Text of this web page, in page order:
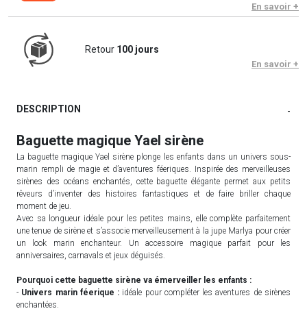
En savoir +
Retour 100 jours
En savoir +
DESCRIPTION -
Baguette magique Yael sirène
La baguette magique Yael sirène plonge les enfants dans un univers sous-
marin rempli de magie et d’aventures féeriques. Inspirée des merveilleuses
sirènes des océans enchantés, cette baguette élégante permet aux petits
rêveurs d’inventer des histoires fantastiques et de faire briller chaque
moment de jeu.
Avec sa longueur idéale pour les petites mains, elle complète parfaitement
une tenue de sirène et s’associe merveilleusement à la jupe Marlya pour créer
un look marin enchanteur. Un accessoire magique parfait pour les
anniversaires, carnavals et jeux déguisés.
Pourquoi cette baguette sirène va émerveiller les enfants :
- Univers marin féerique : idéale pour compléter les aventures de sirènes
enchantées.